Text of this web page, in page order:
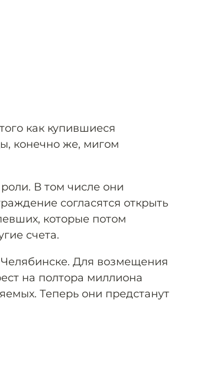
как купившиеся
конечно же, мигом
В том числе они
согласятся открыть
которые потом
счета.
Для возмещения
на полтора миллиона
Теперь они предстанут